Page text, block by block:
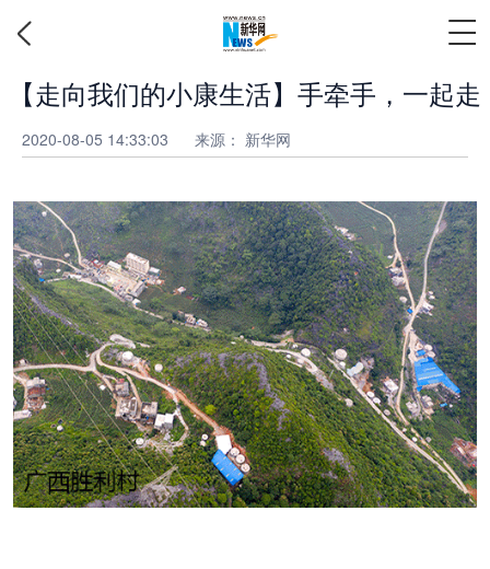
【走向我们的小康生活】手牵手，一起走
2020-08-05 14:33:03 来源： 新华网